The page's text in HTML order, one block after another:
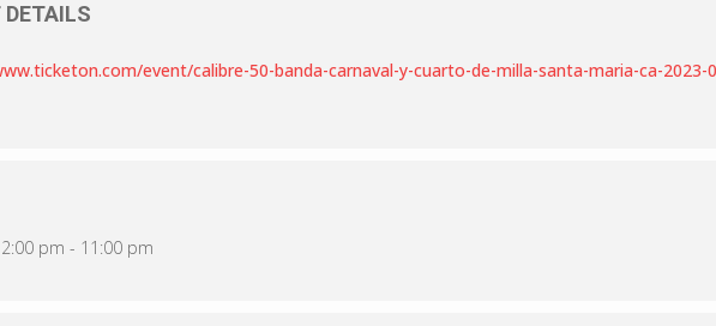
DETAILS
event/calibre-50-banda-carnaval-y-cuarto-de-milla-santa-maria-ca-
2:00 pm - 11:00 pm